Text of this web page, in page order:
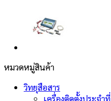
หมวดหมู่สินค้า
วิทยุสือสาร
เครื่องติดตั้งประจำที่